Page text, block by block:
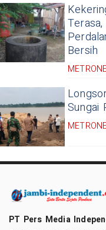
Bersih
Sungai
PT Pers Media